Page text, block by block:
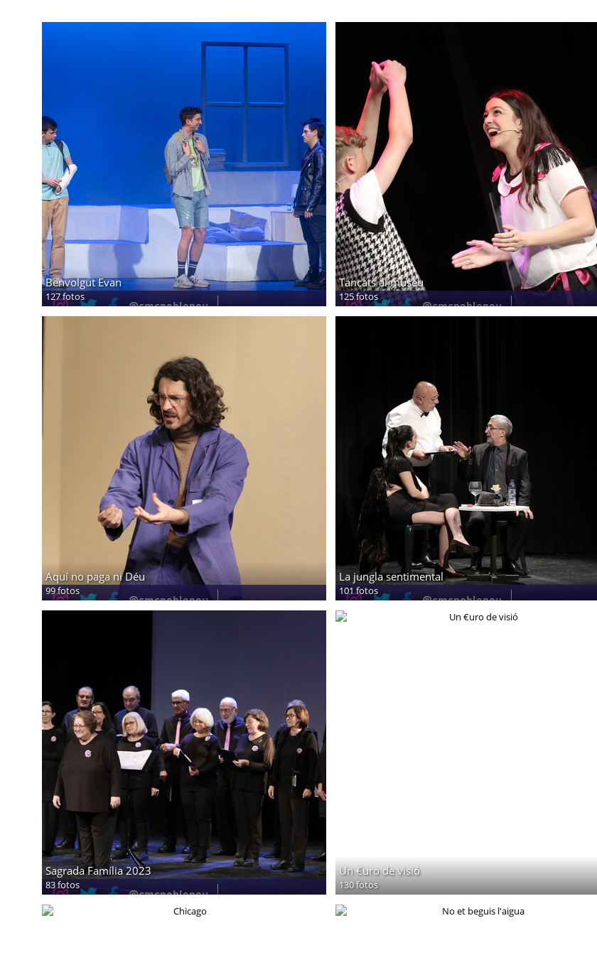
Benvolgut Evan
127 fotos
Tancats al museu
125 fotos
Aquí no paga ni Déu
99 fotos
La jungla sentimental
101 fotos
Sagrada Família 2023
83 fotos
Un €uro de visió
130 fotos